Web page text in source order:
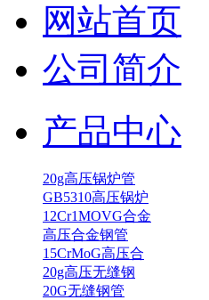
网站首页
公司简介
产品中心
20g高压锅炉管
GB5310高压锅炉
12Cr1MOVG合金
高压合金钢管
15CrMoG高压合
20g高压无缝钢
20G无缝钢管